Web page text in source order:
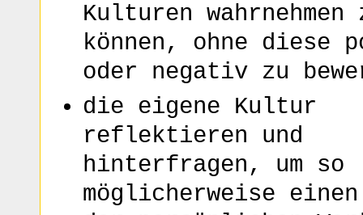
Kulturen wahrnehmen
können, ohne diese
oder negativ zu
die eigene Kultur
reflektieren und
hinterfragen, um so
möglicherweise